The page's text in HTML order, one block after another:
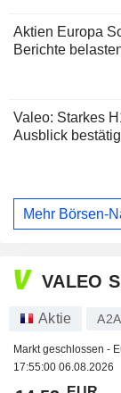
Aktien Europa
Berichte
Valeo: Starkes
Ausblick
Mehr Börsen-
VALEO
Aktie
Markt geschlossen -
17:55:00 06.08.2026